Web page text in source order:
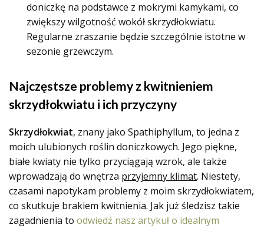
doniczkę na podstawce z mokrymi kamykami, co
zwiększy wilgotność wokół skrzydłokwiatu.
Regularne zraszanie będzie szczególnie istotne w
sezonie grzewczym.
Najczęstsze problemy z kwitnieniem
skrzydłokwiatu i ich przyczyny
Skrzydłokwiat, znany jako Spathiphyllum, to jedna z
moich ulubionych roślin doniczkowych. Jego piękne,
białe kwiaty nie tylko przyciągają wzrok, ale także
wprowadzają do wnętrza przyjemny klimat. Niestety,
czasami napotykam problemy z moim skrzydłokwiatem,
co skutkuje brakiem kwitnienia. Jak już śledzisz takie
zagadnienia to odwiedź nasz artykuł o idealnym